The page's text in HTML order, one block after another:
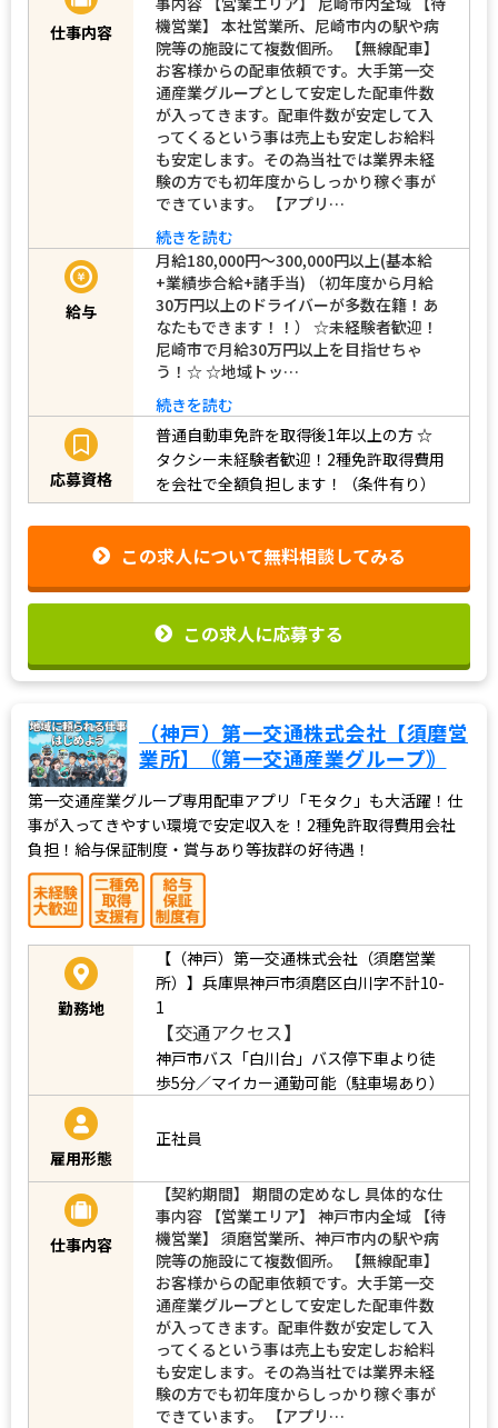
仕事内容
機営業】 本社営業所、尼崎市内の駅や病
院等の施設にて複数個所。 【無線配車】
お客様からの配車依頼です。大手第一交
通産業グループとして安定した配車件数
が入ってきます。配車件数が安定して入
ってくるという事は売上も安定しお給料
も安定します。その為当社では業界未経
験の方でも初年度からしっかり稼ぐ事が
できています。 【アプリ…
続きを読む
給与
月給180,000円～300,000円以上(基本給
+業績歩合給+諸手当) （初年度から月給
30万円以上のドライバーが多数在籍！あ
なたもできます！！） ☆未経験者歓迎！
尼崎市で月給30万円以上を目指せちゃ
う！☆ ☆地域トッ…
続きを読む
応募資格
普通自動車免許を取得後1年以上の方☆
タクシー未経験者歓迎！2種免許取得費用
を会社で全額負担します！（条件有り）
この求人について無料相談してみる
この求人に応募する
（神戸）第一交通株式会社【須磨営
業所】｟第一交通産業グループ｠
第一交通産業グループ専用配車アプリ「モタク」も大活躍！仕
事が入ってきやすい環境で安定収入を！2種免許取得費用会社
負担！給与保証制度・賞与あり等抜群の好待遇！
勤務地
【（神戸）第一交通株式会社（須磨営業
所）】兵庫県神戸市須磨区白川字不計10-
1
【交通アクセス】
神戸市バス「白川台」バス停下車より徒
歩5分／マイカー通勤可能（駐車場あり）
雇用形態
正社員
仕事内容
【契約期間】 期間の定めなし 具体的な仕
事内容 【営業エリア】 神戸市内全域 【待
機営業】 須磨営業所、神戸市内の駅や病
院等の施設にて複数個所。 【無線配車】
お客様からの配車依頼です。大手第一交
通産業グループとして安定した配車件数
が入ってきます。配車件数が安定して入
ってくるという事は売上も安定しお給料
も安定します。その為当社では業界未経
験の方でも初年度からしっかり稼ぐ事が
できています。 【アプリ…